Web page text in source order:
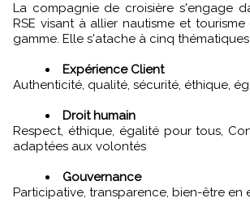
La compagnie de croisière s'engage dans une politique
RSE visant à allier nautisme et
gamme. Elle s'atache à cinq
Expérience Client
Authenticité, qualité, sécurité, éthique,
Droit humain
Respect, éthique, égalité pour tous,
adaptées aux volontés
Gouvernance
Participative, transparence, bien-être en